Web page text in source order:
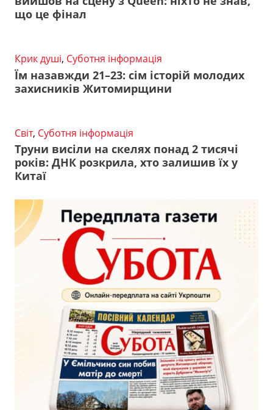
що це фінал
Крик душі, Суботня інформація
Їм назавжди 21–23: сім історій молодих
захисників Житомирщини
Світ, Суботня інформація
Труни висіли на скелях понад 2 тисячі
років: ДНК розкрила, хто залишив їх у
Китаї